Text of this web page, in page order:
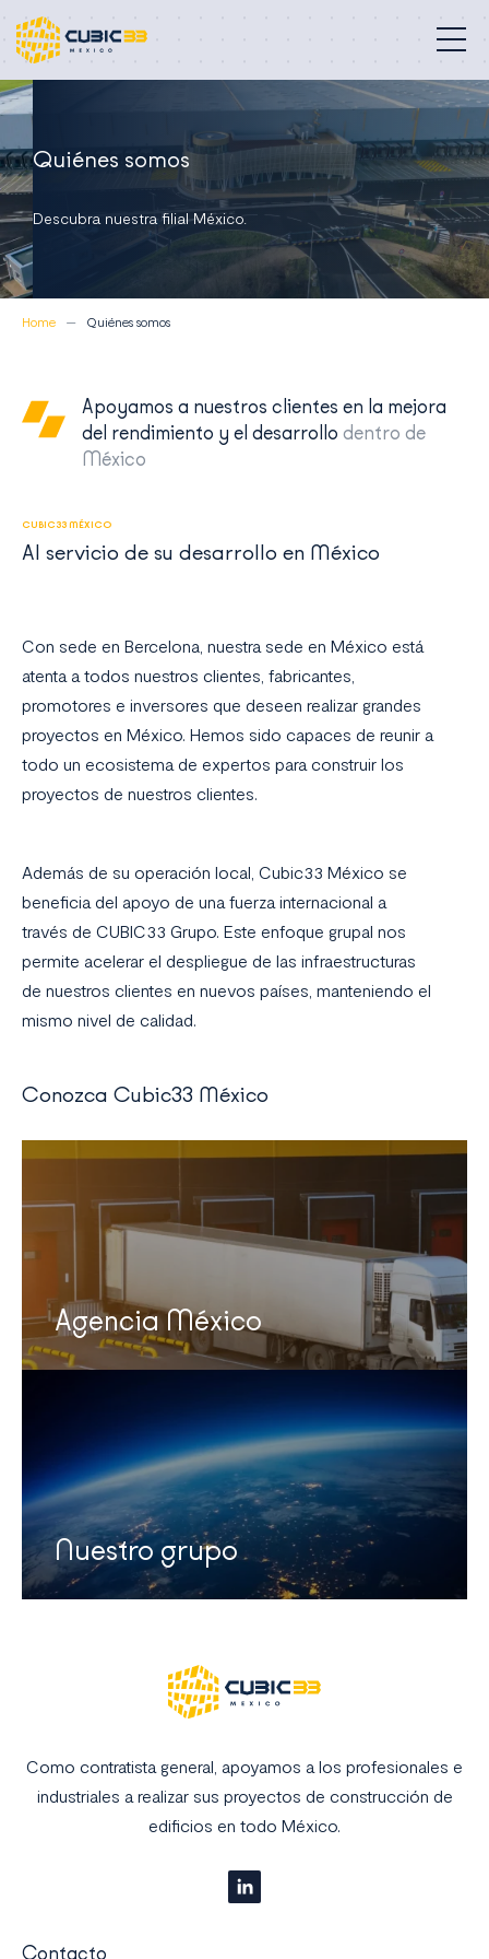
Quiénes somos
Descubra nuestra filial México.
Home Quiénes somos
Apoyamos a nuestros clientes en la mejora
del rendimiento y el desarrollo dentro de
México
CUBIC33 MÉXICO
Al servicio de su desarrollo en México
Con sede en Bercelona, nuestra sede en México está
atenta a todos nuestros clientes, fabricantes,
promotores e inversores que deseen realizar grandes
proyectos en México. Hemos sido capaces de reunir a
todo un ecosistema de expertos para construir los
proyectos de nuestros clientes.
Además de su operación local, Cubic33 México se
beneficia del apoyo de una fuerza internacional a
través de CUBIC33 Grupo. Este enfoque grupal nos
permite acelerar el despliegue de las infraestructuras
de nuestros clientes en nuevos países, manteniendo el
mismo nivel de calidad.
Conozca Cubic33 México
Agencia México
Nuestro grupo
Como contratista general, apoyamos a los profesionales e
industriales a realizar sus proyectos de construcción de
edificios en todo México.
Contacto
Edificios profesionales
Nuestra misión
Compromisos
Proyectos
Contacto
México